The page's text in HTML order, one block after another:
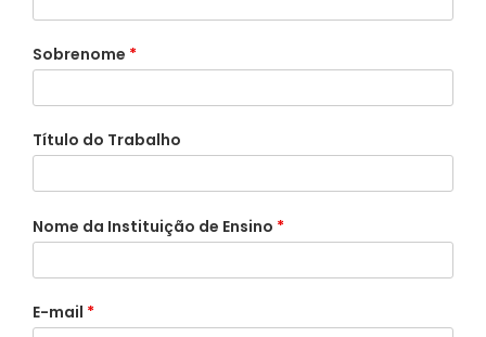
Sobrenome *
Título do Trabalho
Nome da Instituição de Ensino *
E-mail *